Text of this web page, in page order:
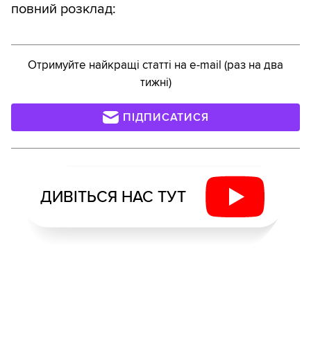
повний розклад:
Отримуйте найкращі статті на e-mail (раз на два
тижні)
ПІДПИСАТИСЯ
ДИВІТЬСЯ НАС ТУТ